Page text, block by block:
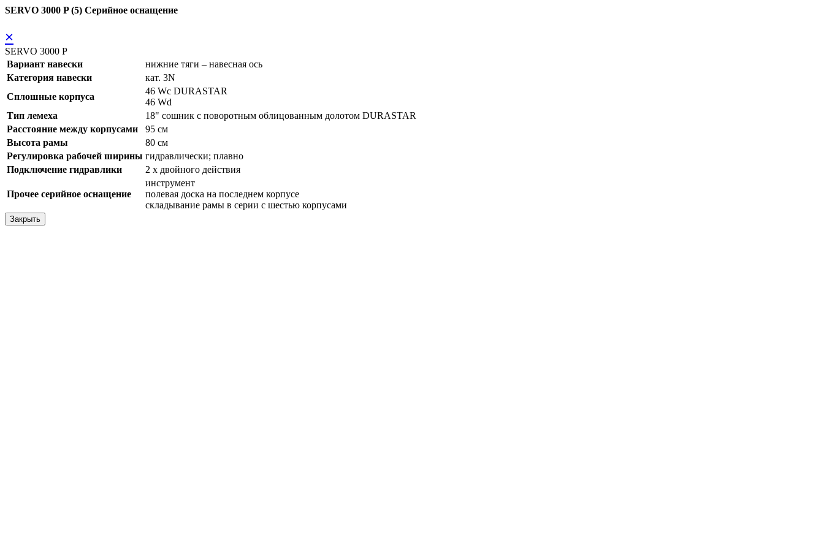
SERVO 3000 P (5) Серийное оснащение
×
SERVO 3000 P
Вариант навески
нижние тяги – навесная ось
Категория навески
кат. 3N
Сплошные корпуса
46 Wc DURASTAR
46 Wd
Тип лемеха
18" сошник с поворотным облицованным долотом DURASTAR
Расстояние между корпусами
95 см
Высота рамы
80 см
Регулировка рабочей ширины гидравлически; плавно
Подключение гидравлики
2 x двойного действия
Прочее серийное оснащение
инструмент
полевая доска на последнем корпусе
складывание рамы в серии с шестью корпусами
Закрыть